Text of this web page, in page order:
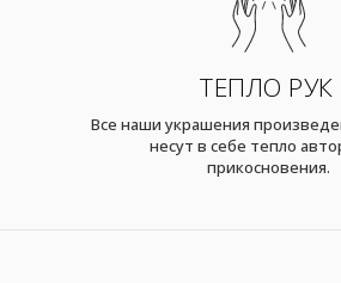
ТЕПЛО РУК
Все наши украшения
несут в себе тепло
прикосновения.